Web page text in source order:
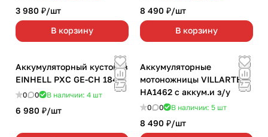
3 980 ₽/шт
В корзину
8 490 ₽/шт
В корзину
Аккумуляторный кусторез
EINHELL PXC GE-CH 1846
0 0 В наличии: 4 шт
6 980 ₽/шт
Аккумуляторные
мотоножницы VILLARTEC
НА1462 c аккум.и з/у
0 0 В наличии: 5 шт
8 490 ₽/шт